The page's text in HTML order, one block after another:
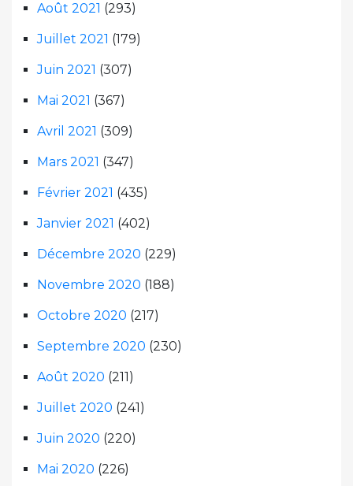
Août 2021 (293)
Juillet 2021 (179)
Juin 2021 (307)
Mai 2021 (367)
Avril 2021 (309)
Mars 2021 (347)
Février 2021 (435)
Janvier 2021 (402)
Décembre 2020 (229)
Novembre 2020 (188)
Octobre 2020 (217)
Septembre 2020 (230)
Août 2020 (211)
Juillet 2020 (241)
Juin 2020 (220)
Mai 2020 (226)